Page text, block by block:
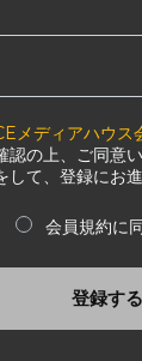
メディアハウス
認の上、ご同意
して、登録にお進
会員規約に
登録する